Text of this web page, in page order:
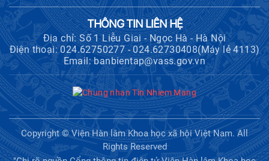
THÔNG TIN LIÊN HỆ
Địa chỉ: Số 1 Liễu Giai - Ngọc Hà - Hà Nội
Điện thoại: 024.62750277 - 024.62730408(Máy lẻ 4113)
Email: banbientap@vass.gov.vn
Copyright © Viện Hàn lâm Khoa học xã hội Việt Nam. All
Rights Reserved